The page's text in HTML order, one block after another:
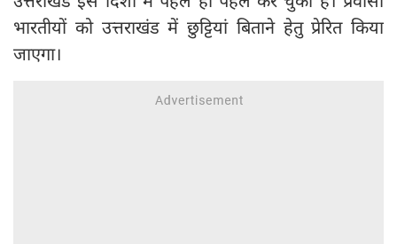
भारतीयों को उत्तराखंड में छुट्टियां बिताने हेतु प्रेरित किया
जाएगा।